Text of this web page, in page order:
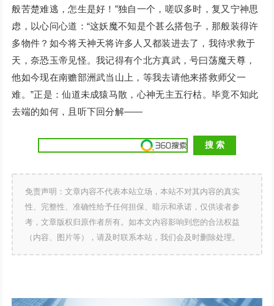
般苦楚难逃，怎生是好！”独自一个，嗟叹多时，复又宁神思
虑，以心问心道：“这妖魔不知是个甚么搭包子，那般装得许
多物件？如今将天神天将许多人又都装进去了，我待求救于
天，奈恐玉帝见怪。我记得有个北方真武，号曰荡魔天尊，
他如今现在南赡部洲武当山上，等我去请他来搭救师父一
难。”正是：仙道未成猿马散，心神无主五行枯。毕竟不知此
去端的如何，且听下回分解——
免责声明：文章内容不代表本站立场，本站不对其内容的真实
性、完整性、准确性给予任何担保、暗示和承诺，仅供读者参
考，文章版权归原作者所有。如本文内容影响到您的合法权益
（内容、图片等），请及时联系本站，我们会及时删除处理。